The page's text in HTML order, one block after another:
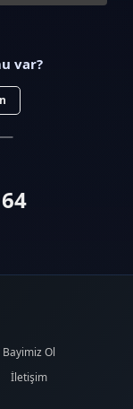
var?
Bayimiz Ol
İletişim